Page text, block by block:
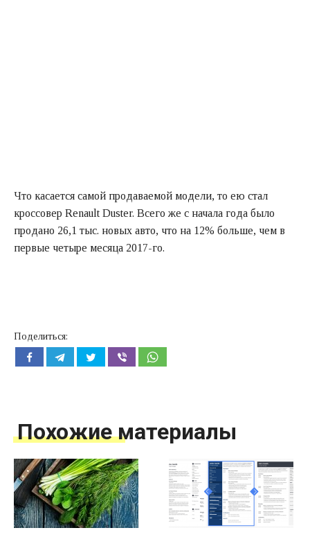
Что касается самой продаваемой модели, то ею стал
кроссовер Renault Duster. Всего же с начала года было
продано 26,1 тыс. новых авто, что на 12% больше, чем в
первые четыре месяца 2017-го.
Поделиться:
Похожие материалы